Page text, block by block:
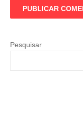
Pesquisar